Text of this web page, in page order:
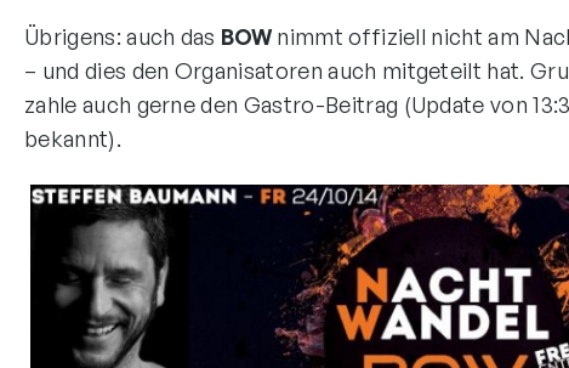
Übrigens: auch das BOWnimmt offiziell nicht am
– und dies den Organisatoren auch mitgeteilt hat.
zahle auch gerne den Gastro-Beitrag (Update von
bekannt).